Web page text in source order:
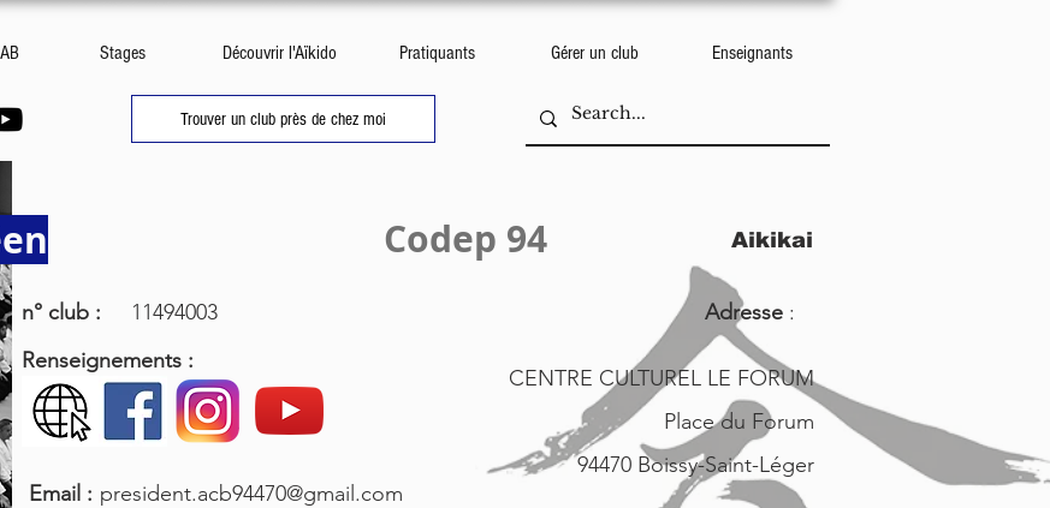
Stages Découvrir l'Aïkido Pratiquants Gérer un club Enseignants
Trouver un club près de chez moi
Codep 94 Aikikai
n° club : 11494003 Adresse :
Renseignements :
CENTRE CULTUREL LE FORUM
Place du Forum
94470 Boissy-Saint-Léger
Email : president.acb94470@gmail.com